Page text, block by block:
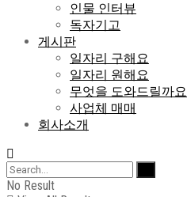
인물 인터뷰
독자기고
게시판
일자리 구해요
일자리 원해요
무엇을 도와드릴까요
사업체 매매
회사소개
No Result